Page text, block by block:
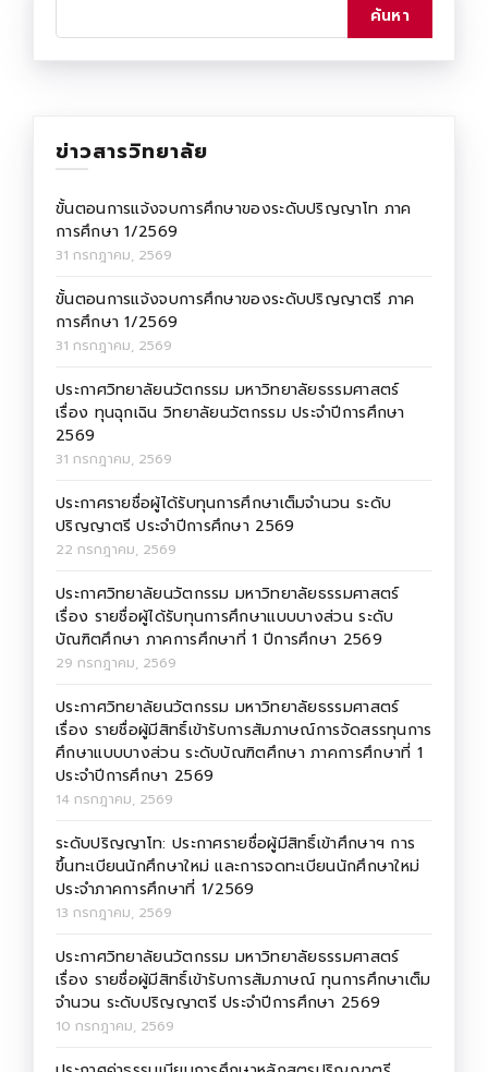
ข่าวสารวิทยาลัย
ขั้นตอนการแจ้งจบการศึกษาของระดับปริญญาโท ภาค
การศึกษา 1/2569
31 กรกฎาคม, 2569
ขั้นตอนการแจ้งจบการศึกษาของระดับปริญญาตรี ภาค
การศึกษา 1/2569
31 กรกฎาคม, 2569
ประกาศวิทยาลัยนวัตกรรม มหาวิทยาลัยธรรมศาสตร์
เรื่อง ทุนฉุกเฉิน วิทยาลัยนวัตกรรม ประจำปีการศึกษา
2569
31 กรกฎาคม, 2569
ประกาศรายชื่อผู้ได้รับทุนการศึกษาเต็มจำนวน ระดับ
ปริญญาตรี ประจำปีการศึกษา 2569
22 กรกฎาคม, 2569
ประกาศวิทยาลัยนวัตกรรม มหาวิทยาลัยธรรมศาสตร์
เรื่อง รายชื่อผู้ได้รับทุนการศึกษาแบบบางส่วน ระดับ
บัณฑิตศึกษา ภาคการศึกษาที่ 1 ปีการศึกษา 2569
29 กรกฎาคม, 2569
ประกาศวิทยาลัยนวัตกรรม มหาวิทยาลัยธรรมศาสตร์
เรื่อง รายชื่อผู้มีสิทธิ์เข้ารับการสัมภาษณ์การจัดสรรทุนการ
ศึกษาแบบบางส่วน ระดับบัณฑิตศึกษา ภาคการศึกษาที่ 1
ประจำปีการศึกษา 2569
14 กรกฎาคม, 2569
ระดับปริญญาโท: ประกาศรายชื่อผู้มีสิทธิ์เข้าศึกษาฯ การ
ขึ้นทะเบียนนักศึกษาใหม่ และการจดทะเบียนนักศึกษาใหม่
ประจำภาคการศึกษาที่ 1/2569
13 กรกฎาคม, 2569
ประกาศวิทยาลัยนวัตกรรม มหาวิทยาลัยธรรมศาสตร์
เรื่อง รายชื่อผู้มีสิทธิ์เข้ารับการสัมภาษณ์ ทุนการศึกษาเต็ม
จำนวน ระดับปริญญาตรี ประจำปีการศึกษา 2569
10 กรกฎาคม, 2569